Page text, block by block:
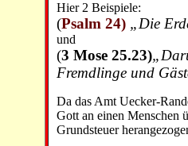
Hier 2 Beispiele:
(Psalm 24) „Die
und
(3 Mose 25.23)
Fremdlinge und
Da das Amt Uecker-
Gott an einen Menschen
Grundsteuer